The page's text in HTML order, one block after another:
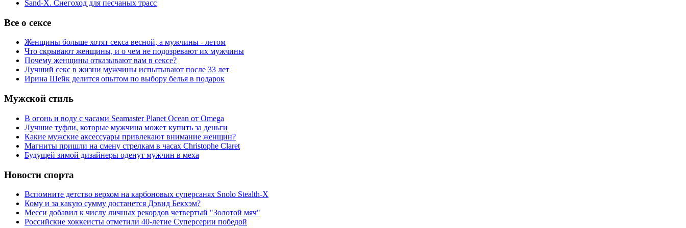
Sand-X. Снегоход для песчаных трасс
Все о сексе
Женщины больше хотят секса весной, а мужчины - летом
Что скрывают женщины, и о чем не подозревают их мужчины
Почему женщины отказывают вам в сексе?
Лучший секс в жизни мужчины испытывают после 33 лет
Ирина Шейк делится опытом по выбору белья в подарок
Мужской стиль
В огонь и воду с часами Seamaster Planet Ocean от Omega
Лучшие туфли, которые мужчина может купить за деньги
Какие мужские аксессуары привлекают внимание женщин?
Магниты пришли на смену стрелкам в часах Christophe Claret
Будущей зимой дизайнеры оденут мужчин в меха
Новости спорта
Вспомните детство верхом на карбоновых суперсанях Snolo Stealth-X
Кому и за какую сумму достанется Дэвид Бекхэм?
Месси добавил к числу личных рекордов четвертый "Золотой мяч"
Российские хоккеисты отметили 40-летие Суперсерии победой